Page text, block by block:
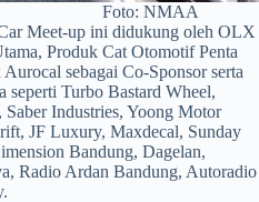
Foto: NMAA
Meet-up ini didukung oleh OLX
Produk Cat Otomotif Penta
sebagai Co-Sponsor serta
seperti Turbo Bastard Wheel,
Saber Industries, Yoong Motor
JF Luxury, Maxdecal, Sunday
Bandung, Dagelan,
Radio Ardan Bandung, Autoradio